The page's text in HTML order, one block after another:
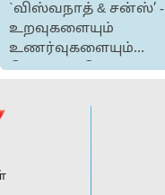
`விஸ்வநாத் & சன்ஸ்’ -
உறவுகளையும்
உணர்வுகளையும்
கொண்டாடும் படம்: ...